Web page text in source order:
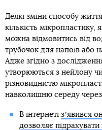
Деякі зміни способу
кількість
можна відмовитись від
трубочок для напоїв або
Адже згідно з
утворюються з нейлону
різновидністю
навколишню середу
В інтернеті зʼявився
дозволяє